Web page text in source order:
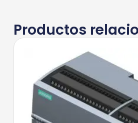
Productos